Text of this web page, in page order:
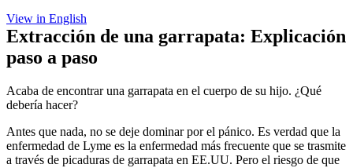
View in English
Extracción de una garrapata: Explicación
paso a paso
Acaba de encontrar una garrapata en el cuerpo de su hijo. ¿Qué
debería hacer?
Antes que nada, no se deje dominar por el pánico. Es verdad que la
enfermedad de Lyme es la enfermedad más frecuente que se trasmite
a través de picaduras de garrapata en EE.UU. Pero el riesgo de que